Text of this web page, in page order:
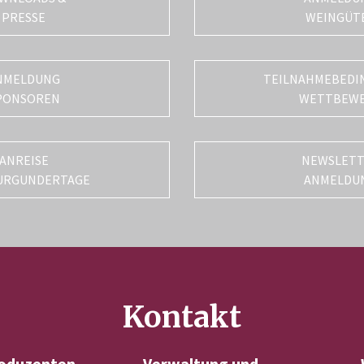
PRESSE
ANREISE
Kontakt